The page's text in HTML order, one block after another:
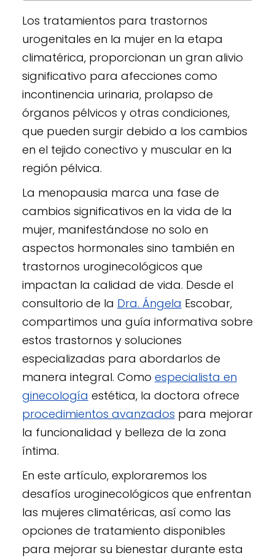
Los tratamientos para trastornos
urogenitales en la mujer en la etapa
climatérica, proporcionan un gran alivio
significativo para afecciones como
incontinencia urinaria, prolapso de
órganos pélvicos y otras condiciones,
que pueden surgir debido a los cambios
en el tejido conectivo y muscular en la
región pélvica.
La menopausia marca una fase de
cambios significativos en la vida de la
mujer, manifestándose no solo en
aspectos hormonales sino también en
trastornos uroginecológicos que
impactan la calidad de vida. Desde el
consultorio de la Dra. Ángela Escobar,
compartimos una guía informativa sobre
estos trastornos y soluciones
especializadas para abordarlos de
manera integral. Como especialista en
ginecología estética, la doctora ofrece
procedimientos avanzados para mejorar
la funcionalidad y belleza de la zona
íntima.
En este artículo, exploraremos los
desafíos uroginecológicos que enfrentan
las mujeres climatéricas, así como las
opciones de tratamiento disponibles
para mejorar su bienestar durante esta